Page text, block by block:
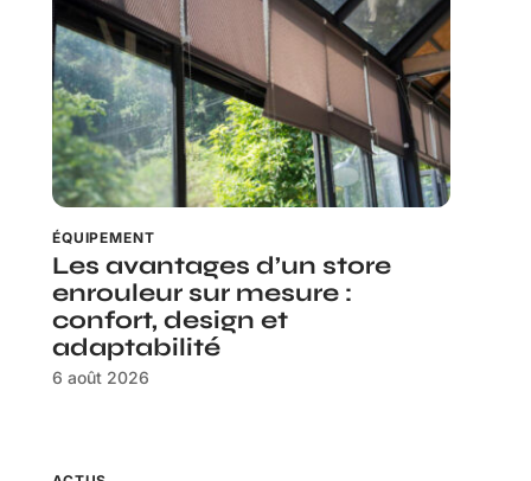
ÉQUIPEMENT
Les avantages d’un store
enrouleur sur mesure :
confort, design et
adaptabilité
6 août 2026